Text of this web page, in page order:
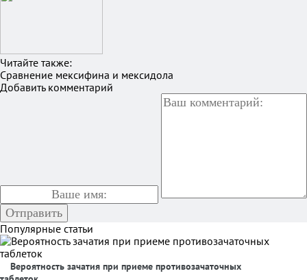
Читайте также:
Сравнение мексифина и мексидола
Добавить комментарий
Популярные статьи
Вероятность зачатия при приеме противозачаточных